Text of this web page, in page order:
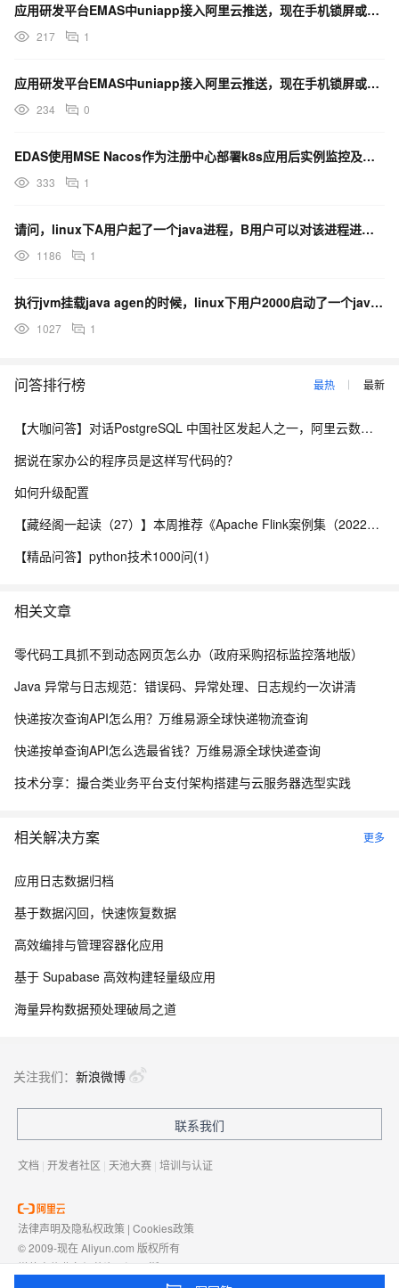
应用研发平台EMAS中uniapp接入阿里云推送，现在手机锁屏或者杀掉进程没法收到通知需要再配置吗？
217 1
应用研发平台EMAS中uniapp接入阿里云推送，现在手机锁屏或者杀掉进程没法收到通知吗？
234 0
EDAS使用MSE Nacos作为注册中心部署k8s应用后实例监控及接口服务无法监控到相关的信息
333 1
请问，linux下A用户起了一个java进程，B用户可以对该进程进行挂载java agent的实验吗
1186 1
执行jvm挂载java agen的时候，linux下用户2000启动了一个java进程，然后chao
1027 1
问答排行榜 最热 最新
【大咖问答】对话PostgreSQL 中国社区发起人之一，阿里云数据库高级专家 德哥
据说在家办公的程序员是这样写代码的？
如何升级配置
【藏经阁一起读（27）】本周推荐《Apache Flink案例集（2022版）》，你有哪些心得？
【精品问答】python技术1000问(1)
相关文章
零代码工具抓不到动态网页怎么办（政府采购招标监控落地版）
Java 异常与日志规范：错误码、异常处理、日志规约一次讲清
快递按次查询API怎么用？万维易源全球快递物流查询
快递按单查询API怎么选最省钱？万维易源全球快递查询
技术分享：撮合类业务平台支付架构搭建与云服务器选型实践
相关解决方案 更多
应用日志数据归档
基于数据闪回，快速恢复数据
高效编排与管理容器化应用
基于 Supabase 高效构建轻量级应用
海量异构数据预处理破局之道
关注我们： 新浪微博
联系我们
文档 | 开发者社区 | 天池大赛 | 培训与认证
法律声明及隐私权政策 | Cookies政策
© 2009-现在 Aliyun.com 版权所有
增值电信业务经营许可证： 浙B2-20080101